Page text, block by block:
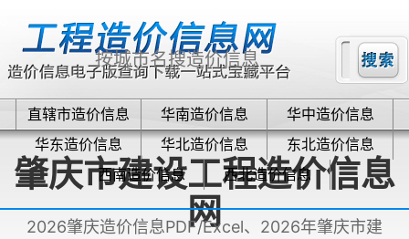
直辖市造价信息 华南造价信息
华中造价信息
华东造价信息
华北造价信息
东北造价信息
西南造价信息
西北造价信息
肇庆市建设工程造价信息
网
2026肇庆造价信息PDF/Excel、2026年肇庆市建